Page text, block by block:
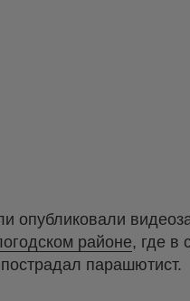
опубликовали
районе, где в
парашютист.